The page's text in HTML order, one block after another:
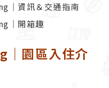
｜資訊＆交通指南
｜開箱趣
園區入住介